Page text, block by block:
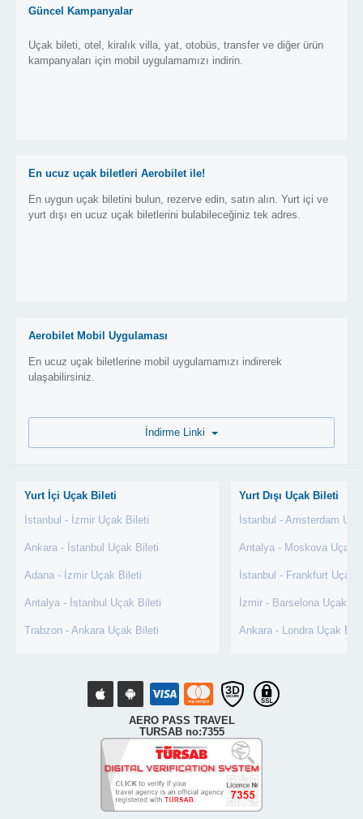
Güncel Kampanyalar
Uçak bileti, otel, kiralık villa, yat, otobüs, transfer ve diğer ürün
kampanyaları için mobil uygulamamızı indirin.
En ucuz uçak biletleri Aerobilet ile!
En uygun uçak biletini bulun, rezerve edin, satın alın. Yurt içi ve
yurt dışı en ucuz uçak biletlerini bulabileceğiniz tek adres.
Aerobilet Mobil Uygulaması
En ucuz uçak biletlerine mobil uygulamamızı indirerek
ulaşabilirsiniz.
Yurt İçi Uçak Bileti
İstanbul - İzmir Uçak Bileti
Ankara - İstanbul Uçak Bileti
Adana - İzmir Uçak Bileti
Antalya - İstanbul Uçak Bileti
Trabzon - Ankara Uçak Bileti
Yurt Dışı Uçak Bileti
İstanbul - Amsterdam
Antalya - Moskova Uçak
İstanbul - Frankfurt Uçak
İzmir - Barselona Uçak
Ankara - Londra Uçak
AERO PASS TRAVEL
TURSAB no:7355